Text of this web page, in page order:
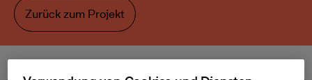
Zurück zum Projekt